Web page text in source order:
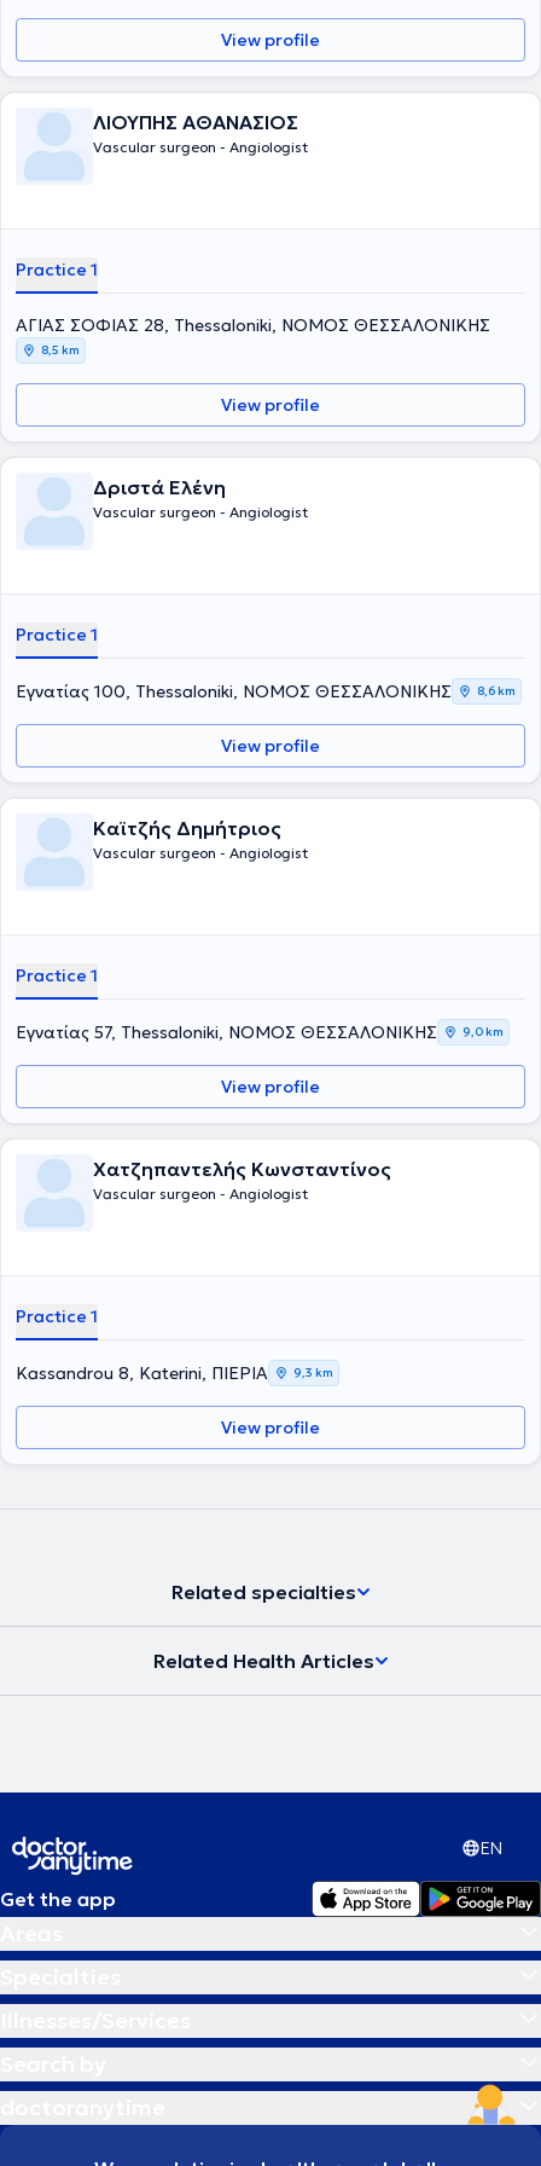
View profile
ΛΙΟΥΠΗΣ ΑΘΑΝΑΣΙΟΣ
Vascular surgeon - Angiologist
Practice 1
ΑΓΙΑΣ ΣΟΦΙΑΣ 28, Thessaloniki, ΝΟΜΟΣ ΘΕΣΣΑΛΟΝΙΚΗΣ
8,5 km
View profile
Δριστά Ελένη
Vascular surgeon - Angiologist
Practice 1
Εγνατίας 100, Thessaloniki, ΝΟΜΟΣ ΘΕΣΣΑΛΟΝΙΚΗΣ 8,6 km
View profile
Καϊτζής Δημήτριος
Vascular surgeon - Angiologist
Practice 1
Εγνατίας 57, Thessaloniki, ΝΟΜΟΣ ΘΕΣΣΑΛΟΝΙΚΗΣ 9,0 km
View profile
Χατζηπαντελής Κωνσταντίνος
Vascular surgeon - Angiologist
Practice 1
Kassandrou 8, Katerini, ΠΙΕΡΙΑ 9,3 km
View profile
Related specialties
Related Health Articles
EN
Get the app